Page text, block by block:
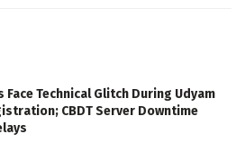
Face Technical Glitch During Udyam
CBDT Server Downtime